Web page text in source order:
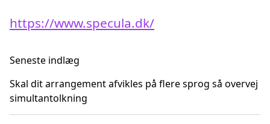
https://www.specula.dk/
Seneste indlæg
Skal dit arrangement afvikles på flere sprog så overvej
simultantolkning